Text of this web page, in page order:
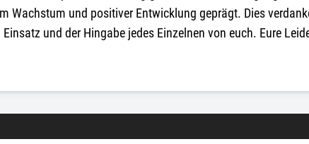
Wachstum und positiver Entwicklung geprägt. Dies
und der Hingabe jedes Einzelnen von euch. Eure